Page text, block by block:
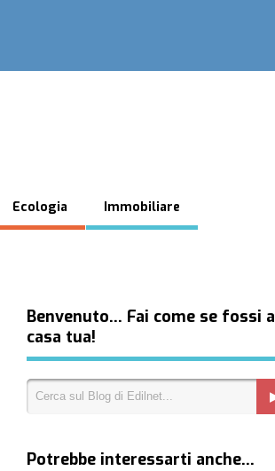
Ecologia Immobiliare
Benvenuto… Fai come se fossi a
casa tua!
Potrebbe interessarti anche…